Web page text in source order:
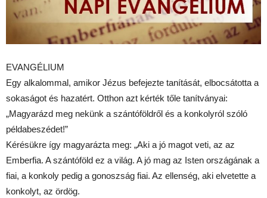
EVANGÉLIUM
Egy alkalommal, amikor Jézus befejezte tanítását, elbocsátotta a
sokaságot és hazatért. Otthon azt kérték tőle tanítványai:
„Magyarázd meg nekünk a szántóföldről és a konkolyról szóló
példabeszédet!”
Kérésükre így magyarázta meg: „Aki a jó magot veti, az az
Emberfia. A szántóföld ez a világ. A jó mag az Isten országának a
fiai, a konkoly pedig a gonoszság fiai. Az ellenség, aki elvetette a
konkolyt, az ördög.